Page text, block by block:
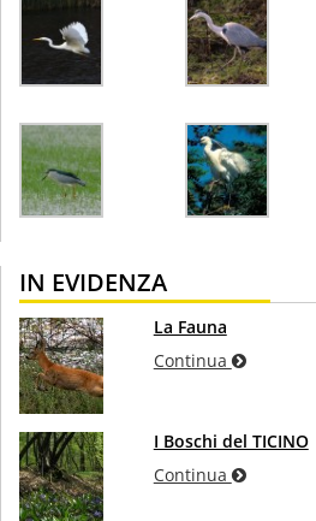
IN EVIDENZA
La Fauna
Continua
I Boschi del TICINO
Continua